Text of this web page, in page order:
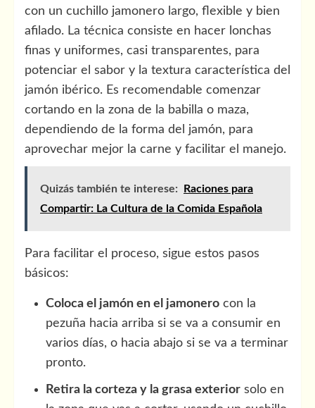
con un cuchillo jamonero largo, flexible y bien
afilado. La técnica consiste en hacer lonchas
finas y uniformes, casi transparentes, para
potenciar el sabor y la textura característica del
jamón ibérico. Es recomendable comenzar
cortando en la zona de la babilla o maza,
dependiendo de la forma del jamón, para
aprovechar mejor la carne y facilitar el manejo.
Quizás también te interese:
Raciones para
Compartir: La Cultura de la Comida Española
Para facilitar el proceso, sigue estos pasos
básicos:
Coloca el jamón en el jamonero con la
pezuña hacia arriba si se va a consumir en
varios días, o hacia abajo si se va a terminar
pronto.
Retira la corteza y la grasa exterior solo en